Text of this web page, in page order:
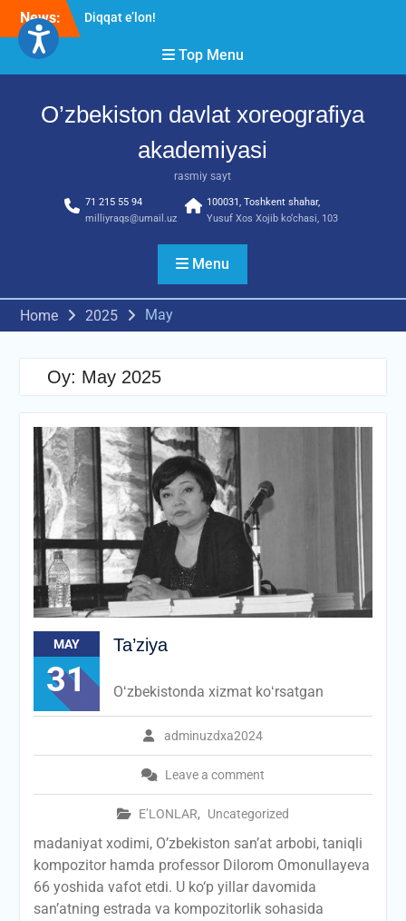
Skip
content
News:
Diqqat e’lon!
2026” tadbiri bo‘lib o‘tdi
RESPUBLIKA ILMIY-
Top Menu
O’zbekiston davlat xoreografiya
akademiyasi
rasmiy sayt
71 215 55 94
milliyraqs@umail.uz
100031, Toshkent shahar,
Yusuf Xos Xojib ko‘chasi, 103
Menu
Home 2025 May
Oy: May 2025
MAY
31
Ta’ziya
adminuzdxa2024
Leave a comment
E’LONLAR, Uncategorized
Oʻzbekistonda xizmat koʻrsatgan
madaniyat xodimi, O’zbekiston san’at arbobi, taniqli
kompozitor hamda professor Dilorom Omonullayeva
66 yoshida vafot etdi. U ko‘p yillar davomida
san’atning estrada va kompozitorlik sohasida